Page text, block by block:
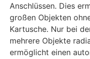
Anschlüssen. Dies
großen Objekten
Kartusche. Nur bei
mehrere Objekte
ermöglicht einen